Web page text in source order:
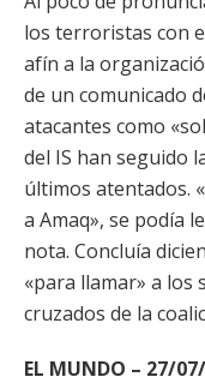
los terroristas con
afín a la
de un comunicado
atacantes como
del IS han seguido
últimos atentados.
a Amaq», se podía
nota. Concluía
«para llamar» a los
cruzados de la
EL MUNDO – 27/